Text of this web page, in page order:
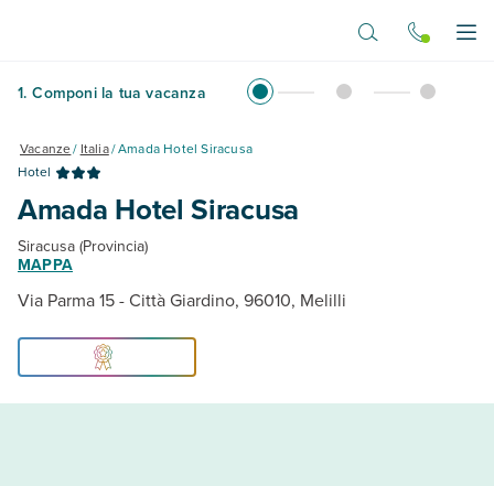
1. Componi la tua vacanza
Vacanze/ Italia/Amada Hotel Siracusa
Hotel
Amada Hotel Siracusa
Siracusa (Provincia)
MAPPA
Via Parma 15 - Città Giardino, 96010, Melilli